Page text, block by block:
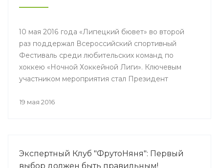
10 мая 2016 года «Липецкий бювет» во второй
раз поддержал Всероссийский спортивный
Фестиваль среди любительских команд по
хоккею «Ночной Хоккейной Лиги». Ключевым
участником мероприятия стал Президент
Владимирович Путин.
19 мая 2016
Экспертный Клуб "ФрутоНяня": Первый
выбор должен быть правильным!